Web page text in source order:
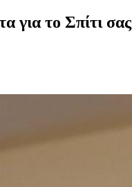
για το Σπίτι σας